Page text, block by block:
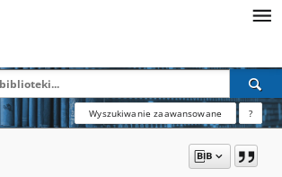
Wyszukiwanie zaawansowane ?